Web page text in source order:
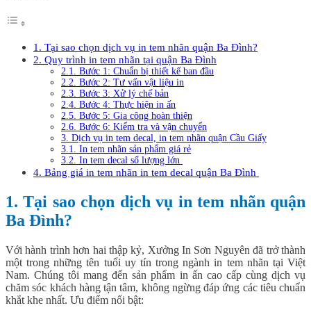
1. Tại sao chọn dịch vụ in tem nhãn quận Ba Đình?
2. Quy trình in tem nhãn tại quận Ba Đình
2.1. Bước 1: Chuẩn bị thiết kế ban đầu
2.2. Bước 2: Tư vấn vật liệu in
2.3. Bước 3: Xử lý chế bản
2.4. Bước 4: Thực hiện in ấn
2.5. Bước 5: Gia công hoàn thiện
2.6. Bước 6: Kiểm tra và vận chuyển
3. Dịch vụ in tem decal, in tem nhãn quận Cầu Giấy
3.1. In tem nhãn sản phẩm giá rẻ
3.2. In tem decal số lượng lớn
4. Bảng giá in tem nhãn in tem decal quận Ba Đình
1. Tại sao chọn dịch vụ in tem nhãn quận
Ba Đình?
Với hành trình hơn hai thập kỷ, Xưởng In Sơn Nguyên đã trở thành
một trong những tên tuổi uy tín trong ngành in tem nhãn tại Việt
Nam. Chúng tôi mang đến sản phẩm in ấn cao cấp cùng dịch vụ
chăm sóc khách hàng tận tâm, không ngừng đáp ứng các tiêu chuẩn
khắt khe nhất. Ưu điểm nổi bật: